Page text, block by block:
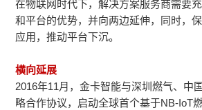
在物联网时代下，解决方案服务商需要
和平台的优势，并向两边延伸，同时，
应用，推动平台下沉。
横向延展
2016年11月，金卡智能与深圳燃气、中
略合作协议，启动全球首个基于NB-IoT